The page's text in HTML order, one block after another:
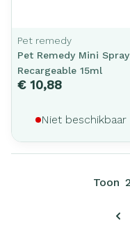
Pet remedy
Pet Remedy Mini Spray
Recargeable 15ml
€ 10,88
Niet beschikbaar
Toon